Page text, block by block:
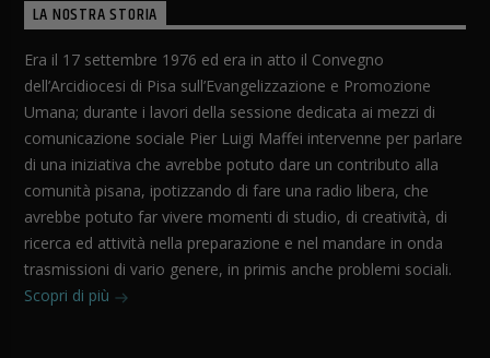
LA NOSTRA STORIA
Era il 17 settembre 1976 ed era in atto il Convegno
dell’Arcidiocesi di Pisa sull’Evangelizzazione e Promozione
Umana; durante i lavori della sessione dedicata ai mezzi di
comunicazione sociale Pier Luigi Maffei intervenne per parlare
di una iniziativa che avrebbe potuto dare un contributo alla
comunità pisana, ipotizzando di fare una radio libera, che
avrebbe potuto far vivere momenti di studio, di creatività, di
ricerca ed attività nella preparazione e nel mandare in onda
trasmissioni di vario genere, in primis anche problemi sociali.
Scopri di più